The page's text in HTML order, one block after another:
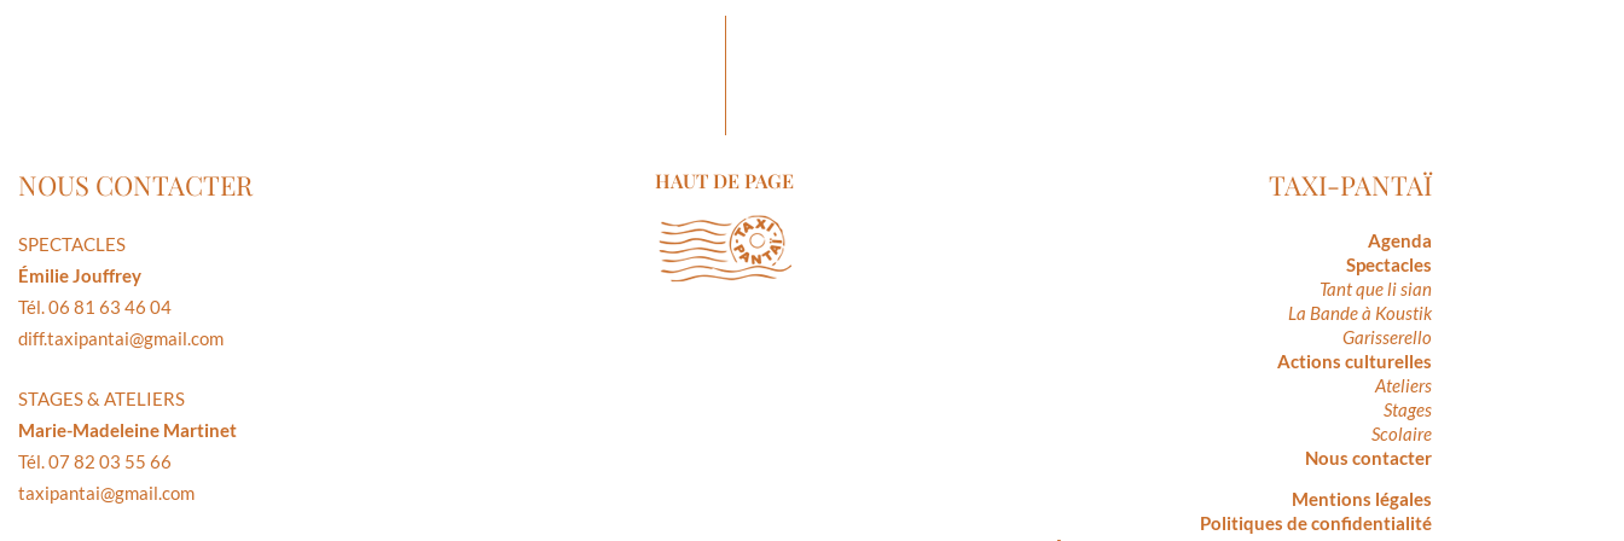
NOUS CONTACTER
SPECTACLES
Émilie Jouffrey
Tél. 06 81 63 46 04
diff.taxipantai@gmail.com
STAGES & ATELIERS
Marie-Madeleine Martinet
Tél. 07 82 03 55 66
taxipantai@gmail.com
HAUT DE PAGE TAXI-PANTAÏ
Agenda
Spectacles
Tant que li sian
La Bande à Koustik
Garisserello
Actions culturelles
Ateliers
Stages
Scolaire
Nous contacter
Mentions légales
Politiques de confidentialité